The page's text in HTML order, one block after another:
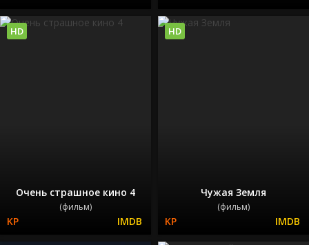
Очень страшное кино 4
(фильм)
HD
Чужая Земля
(фильм)
HD